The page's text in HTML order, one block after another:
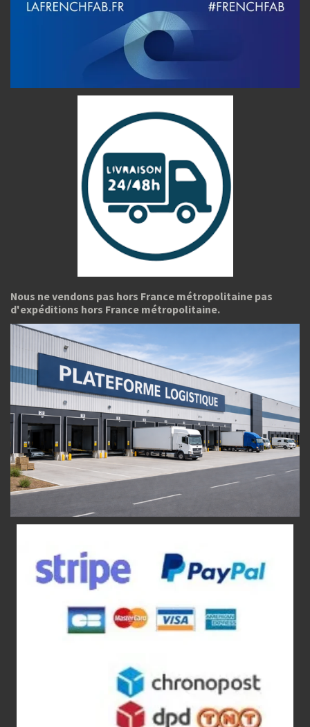
Nous ne vendons pas hors France métropolitaine pas
d'expéditions hors France métropolitaine.